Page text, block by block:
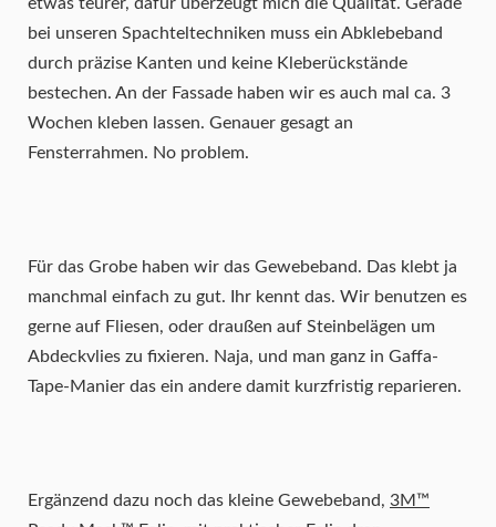
bei unseren Spachteltechniken muss ein Abklebeband
durch präzise Kanten und keine Kleberückstände
bestechen. An der Fassade haben wir es auch mal ca. 3
Wochen kleben lassen. Genauer gesagt an
Fensterrahmen. No problem.
Für das Grobe haben wir das Gewebeband. Das klebt ja
manchmal einfach zu gut. Ihr kennt das. Wir benutzen es
gerne auf Fliesen, oder draußen auf Steinbelägen um
Abdeckvlies zu fixieren. Naja, und man ganz in Gaffa-
Tape-Manier das ein andere damit kurzfristig reparieren.
Ergänzend dazu noch das kleine Gewebeband, 3M™